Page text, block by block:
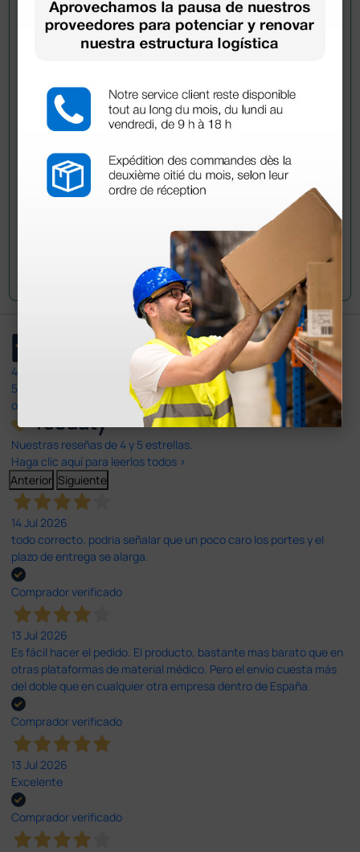
Pregúntale a un colega
información?
Envía ahora mismo tu pregunta a los colegas que ya
han adquirido este producto.
Envía tu pregunta
4,4
597
opiniones
Nuestras reseñas de 4 y 5 estrellas.
Haga clic aquí para leerlos todos >
Anterior Siguiente
14 Jul 2026
todo correcto. podria señalar que un poco caro los portes y el
plazo de entrega se alarga.
Comprador verificado
13 Jul 2026
Es fácil hacer el pedido. El producto, bastante mas barato que en
otras plataformas de material médico. Pero el envío cuesta más
del doble que en cualquier otra empresa dentro de España.
Comprador verificado
13 Jul 2026
Excelente
Comprador verificado